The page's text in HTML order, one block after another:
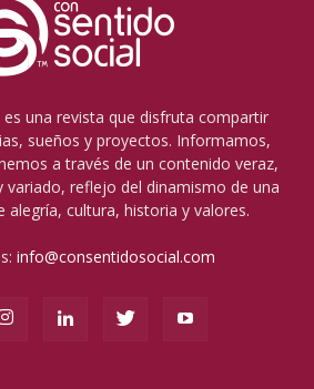
es una revista que disfruta compartir
sueños y proyectos. Informamos,
a través de un contenido veraz,
variado, reflejo del dinamismo de una
alegría, cultura, historia y valores.
info@consentidosocial.com